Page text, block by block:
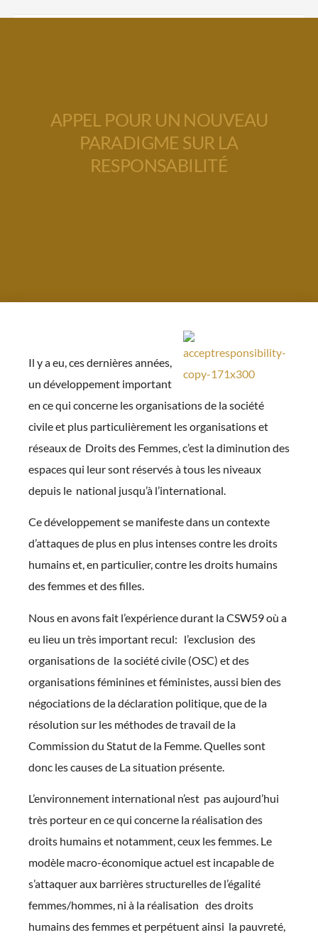
APPEL POUR UN NOUVEAU
PARADIGME SUR LA
RESPONSABILITÉ
Il y a eu, ces dernières années,
un développement important
en ce qui concerne les organisations de la société
civile et plus particulièrement les organisations et
réseaux de Droits des Femmes, c’est la diminution des
espaces qui leur sont réservés à tous les niveaux
depuis le national jusqu’à l’international.
Ce développement se manifeste dans un contexte
d’attaques de plus en plus intenses contre les droits
humains et, en particulier, contre les droits humains
des femmes et des filles.
Nous en avons fait l’expérience durant la CSW59 où a
eu lieu un très important recul: l’exclusion des
organisations de la société civile (OSC) et des
organisations féminines et féministes, aussi bien des
négociations de la déclaration politique, que de la
résolution sur les méthodes de travail de la
Commission du Statut de la Femme. Quelles sont
donc les causes de La situation présente.
L’environnement international n’est pas aujourd’hui
très porteur en ce qui concerne la réalisation des
droits humains et notamment, ceux les femmes. Le
modèle macro-économique actuel est incapable de
s’attaquer aux barrières structurelles de l’égalité
femmes/hommes, ni à la réalisation des droits
humains des femmes et perpétuent ainsi la pauvreté,